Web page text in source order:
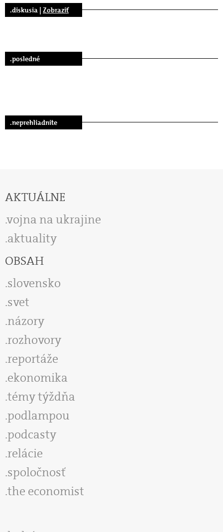
.diskusia | Zobraziť
.posledné
.neprehliadnite
AKTUÁLNE
vojna na ukrajine
aktuality
OBSAH
slovensko
svet
názory
rozhovory
reportáže
ekonomika
témy týždňa
podlampou
podcasty
relácie
spoločnosť
the economist